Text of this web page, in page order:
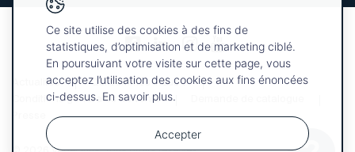
Actualités
Qui sommes-nous ?
Conditions générales de vente
Ce site utilise des cookies à des fins de
statistiques, d’optimisation et de marketing ciblé.
En poursuivant votre visite sur cette page, vous
acceptez l’utilisation des cookies aux fins énoncées
ci-dessus. En savoir plus.
Accepter